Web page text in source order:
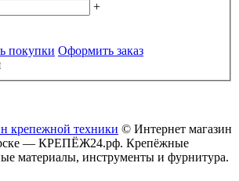
+
покупки Оформить заказ
© Интернет магазин
— КРЕПЁЖ24.рф. Крепёжные
материалы, инструменты и фурнитура.